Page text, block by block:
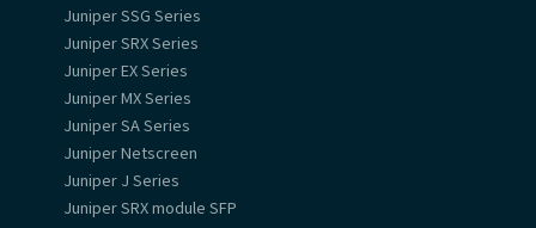
Juniper SSG Series
Juniper SRX Series
Juniper EX Series
Juniper MX Series
Juniper SA Series
Juniper Netscreen
Juniper J Series
Juniper SRX module SFP